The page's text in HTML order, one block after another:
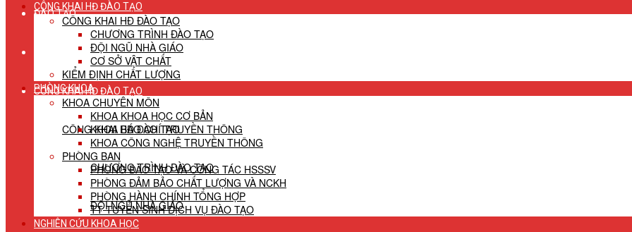
ĐÀO TẠO
TUYỂN SINH
CÔNG KHAI HĐ ĐÀO TẠO
CÔNG KHAI HĐ ĐÀO TẠO
CHƯƠNG TRÌNH ĐÀO TẠO
ĐỘI NGŨ NHÀ GIÁO
CÔNG KHAI HĐ ĐÀO TẠO
CÔNG KHAI HĐ ĐÀO TẠO
CHƯƠNG TRÌNH ĐÀO TẠO
ĐỘI NGŨ NHÀ GIÁO
CƠ SỞ VẬT CHẤT
KIỂM ĐỊNH CHẤT LƯỢNG
PHÒNG KHOA
KHOA CHUYÊN MÔN
KHOA KHOA HỌC CƠ BẢN
KHOA BÁO CHÍ TRUYỀN THÔNG
KHOA CÔNG NGHỆ TRUYỀN THÔNG
PHÒNG BAN
PHÒNG ĐÀO TẠO VÀ CÔNG TÁC HSSSV
PHÒNG ĐẢM BẢO CHẤT LƯỢNG VÀ NCKH
PHÒNG HÀNH CHÍNH TỔNG HỢP
TT TUYỂN SINH DỊCH VỤ ĐÀO TẠO
NGHIÊN CỨU KHOA HỌC